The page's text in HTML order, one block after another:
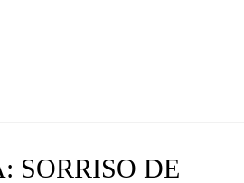
SORRISO DE